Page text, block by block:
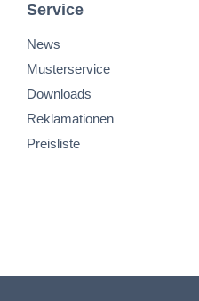
Service
News
Musterservice
Downloads
Reklamationen
Preisliste